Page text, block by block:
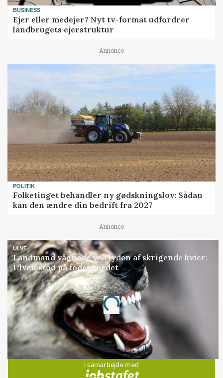
BUSINESS
Ejer eller medejer? Nyt tv-format udfordrer
landbrugets ejerstruktur
Annonce
POLITIK
Folketinget behandler ny gødskningslov: Sådan
kan den ændre din bedrift fra 2027
Annonce
ULVE
Landmand vågnede ved lyden af skrigende kvier:
Ulven stod på foderbordet
Annonce
Loading...
Jobs
i samarbejde med